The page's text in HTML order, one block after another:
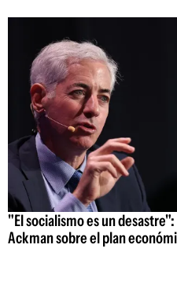
"El socialismo es un
Ackman sobre el plan